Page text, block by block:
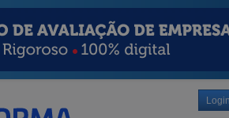
Login